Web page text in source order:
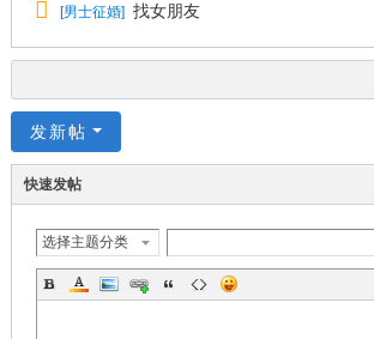
[男士征婚] 找女朋友
发新帖
快速发帖
选择主题分类